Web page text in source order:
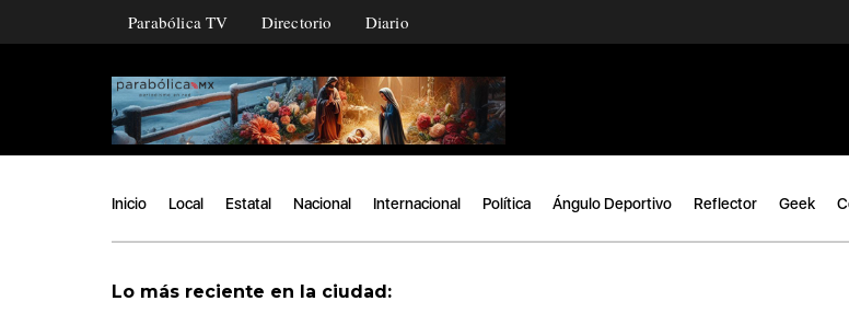
Parabólica TV Directorio Diario
Inicio Local Estatal Nacional Internacional Política Ángulo Deportivo Reflector Geek
Lo más reciente en la ciudad: